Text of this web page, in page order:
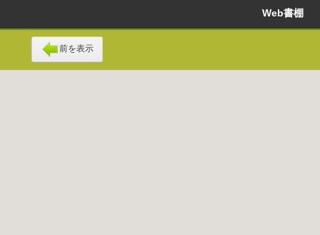
Web書棚
前を表示